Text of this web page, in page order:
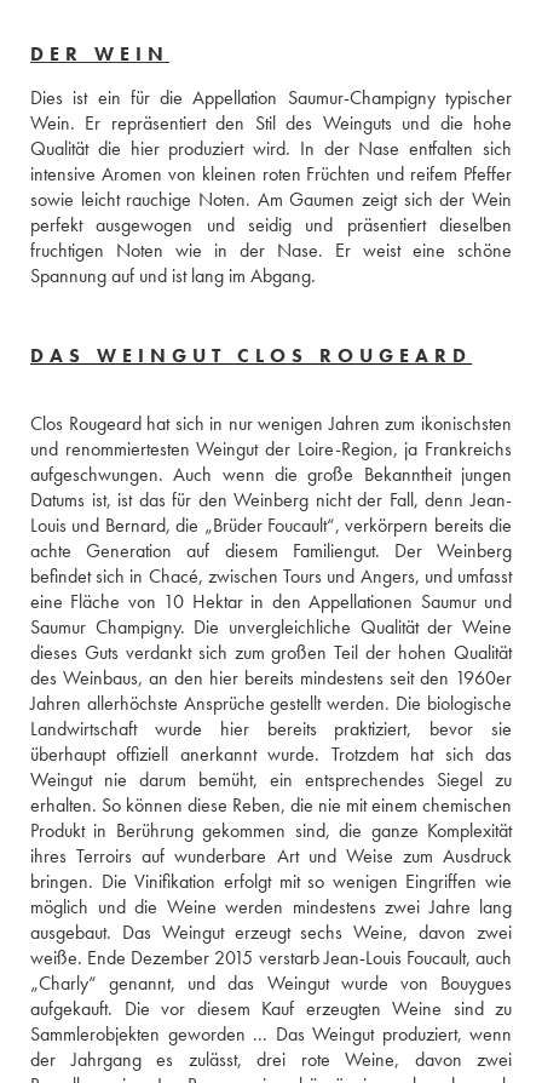
DER WEIN
Dies ist ein für die Appellation Saumur-Champigny typischer
Wein. Er repräsentiert den Stil des Weinguts und die hohe
Qualität die hier produziert wird. In der Nase entfalten sich
intensive Aromen von kleinen roten Früchten und reifem Pfeffer
sowie leicht rauchige Noten. Am Gaumen zeigt sich der Wein
perfekt ausgewogen und seidig und präsentiert dieselben
fruchtigen Noten wie in der Nase. Er weist eine schöne
Spannung auf und ist lang im Abgang.
DAS WEINGUT CLOS ROUGEARD
Clos Rougeard hat sich in nur wenigen Jahren zum ikonischsten
und renommiertesten Weingut der Loire-Region, ja Frankreichs
aufgeschwungen. Auch wenn die große Bekanntheit jungen
Datums ist, ist das für den Weinberg nicht der Fall, denn Jean-
Louis und Bernard, die „Brüder Foucault“, verkörpern bereits die
achte Generation auf diesem Familiengut. Der Weinberg
befindet sich in Chacé, zwischen Tours und Angers, und umfasst
eine Fläche von 10 Hektar in den Appellationen Saumur und
Saumur Champigny. Die unvergleichliche Qualität der Weine
dieses Guts verdankt sich zum großen Teil der hohen Qualität
des Weinbaus, an den hier bereits mindestens seit den 1960er
Jahren allerhöchste Ansprüche gestellt werden. Die biologische
Landwirtschaft wurde hier bereits praktiziert, bevor sie
überhaupt offiziell anerkannt wurde. Trotzdem hat sich das
Weingut nie darum bemüht, ein entsprechendes Siegel zu
erhalten. So können diese Reben, die nie mit einem chemischen
Produkt in Berührung gekommen sind, die ganze Komplexität
ihres Terroirs auf wunderbare Art und Weise zum Ausdruck
bringen. Die Vinifikation erfolgt mit so wenigen Eingriffen wie
möglich und die Weine werden mindestens zwei Jahre lang
ausgebaut. Das Weingut erzeugt sechs Weine, davon zwei
weiße. Ende Dezember 2015 verstarb Jean-Louis Foucault, auch
„Charly“ genannt, und das Weingut wurde von Bouygues
aufgekauft. Die vor diesem Kauf erzeugten Weine sind zu
Sammlerobjekten geworden ... Das Weingut produziert, wenn
der Jahrgang es zulässt, drei rote Weine, davon zwei